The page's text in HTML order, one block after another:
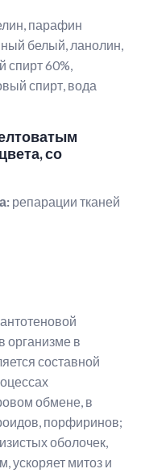
парафин
белый, ланолин,
спирт 60%,
спирт, вода
со
: репарации тканей
организме в
составной
обмене, в
порфиринов;
оболочек,
ускоряет митоз и